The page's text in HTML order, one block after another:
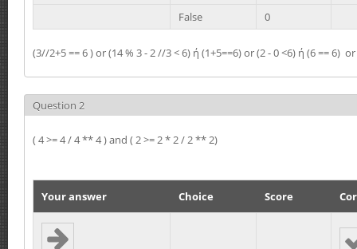
False
0
(3//2+5 == 6 ) or (14 % 3 - 2 //3 < 6) ή (1+5==6) or (2 - 0 <6) ή (6 == 6)
Question 2
( 4 >= 4 / 4 ** 4 ) and ( 2 >= 2 * 2 / 2 ** 2)
Your answer Choice Score